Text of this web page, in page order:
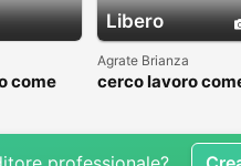
come
Libero
Agrate Brianza
cerco lavoro